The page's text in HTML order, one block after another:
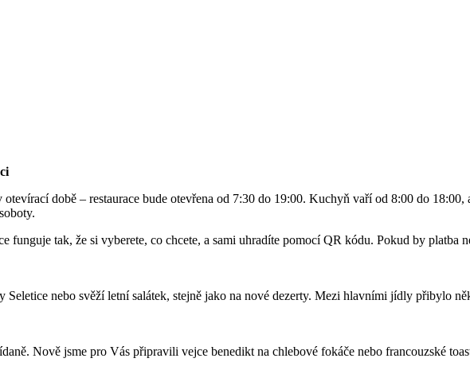
době – restaurace bude otevřena od 7:30 do 19:00. Kuchyň vaří od 8:00 do
tak, že si vyberete, co chcete, a sami uhradíte pomocí QR kódu. Pokud by platba
Seletice nebo svěží letní salátek, stejně jako na nové dezerty. Mezi hlavními jídly přibylo
Nově jsme pro Vás připravili vejce benedikt na chlebové fokáče nebo francouzské